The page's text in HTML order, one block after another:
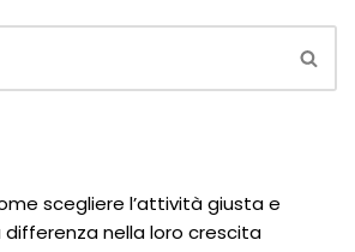
scegliere l’attività giusta e
nella loro crescita